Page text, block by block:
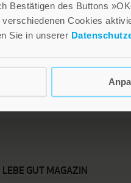
Bestätigen des Buttons
Cookies
Sie in unserer
2,80 €
Inkl. 19% MwSt. exkl.
LEBE GUT MAGAZIN